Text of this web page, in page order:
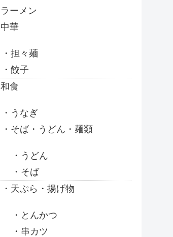
ラーメン
中華
担々麺
餃子
和食
うなぎ
そば・うどん・麺類
うどん
そば
天ぷら・揚げ物
とんかつ
串カツ